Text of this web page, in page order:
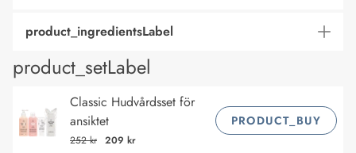
product_ingredientsLabel
product_setLabel
Classic Hudvårdsset för
ansiktet
252 kr 209 kr
PRODUCT_BUY